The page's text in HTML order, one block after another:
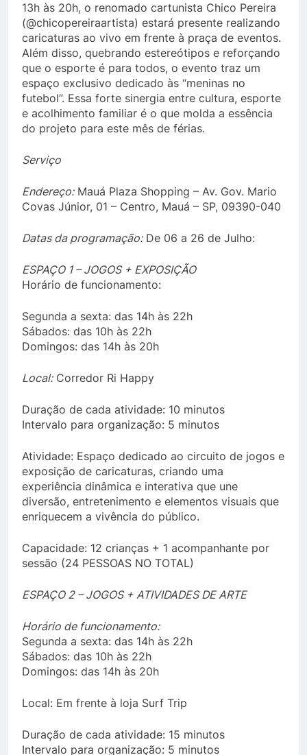
13h às 20h, o renomado cartunista Chico Pereira
(@chicopereiraartista) estará presente realizando
caricaturas ao vivo em frente à praça de eventos.
Além disso, quebrando estereótipos e reforçando
que o esporte é para todos, o evento traz um
espaço exclusivo dedicado às “meninas no
futebol”. Essa forte sinergia entre cultura, esporte
e acolhimento familiar é o que molda a essência
do projeto para este mês de férias.
Serviço
Endereço:Mauá Plaza Shopping – Av. Gov. Mario
Covas Júnior, 01 – Centro, Mauá – SP, 09390-040
Datas da programação:De 06 a 26 de Julho:
ESPAÇO 1 – JOGOS + EXPOSIÇÃO
Horário de funcionamento:
Segunda a sexta: das 14h às 22h
Sábados: das 10h às 22h
Domingos: das 14h às 20h
Local:Corredor Ri Happy
Duração de cada atividade: 10 minutos
Intervalo para organização: 5 minutos
Atividade: Espaço dedicado ao circuito de jogos e
exposição de caricaturas, criando uma
experiência dinâmica e interativa que une
diversão, entretenimento e elementos visuais que
enriquecem a vivência do público.
Capacidade: 12 crianças + 1 acompanhante por
sessão (24 PESSOAS NO TOTAL)
ESPAÇO 2 – JOGOS + ATIVIDADES DE ARTE
Horário de funcionamento:
Segunda a sexta: das 14h às 22h
Sábados: das 10h às 22h
Domingos: das 14h às 20h
Local: Em frente à loja Surf Trip
Duração de cada atividade: 15 minutos
Intervalo para organização: 5 minutos